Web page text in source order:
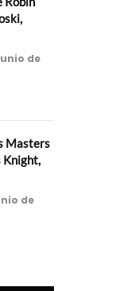
de
Masters
Knight,
de